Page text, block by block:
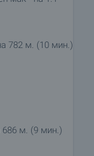
782 м. (10 мин.)
686 м. (9 мин.)